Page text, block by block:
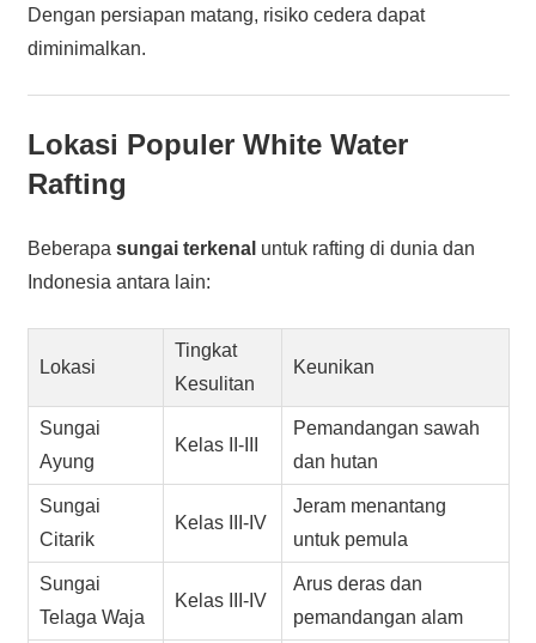
Dengan persiapan matang, risiko cedera dapat
diminimalkan.
Lokasi Populer White Water
Rafting
Beberapa sungai terkenal untuk rafting di dunia dan
Indonesia antara lain:
Lokasi
Tingkat
Kesulitan
Keunikan
Sungai
Ayung
Kelas II-III
Pemandangan sawah
dan hutan
Sungai
Citarik
Kelas III-IV
Jeram menantang
untuk pemula
Sungai
Telaga Waja
Kelas III-IV
Arus deras dan
pemandangan alam